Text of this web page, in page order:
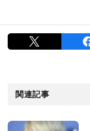
関連記事